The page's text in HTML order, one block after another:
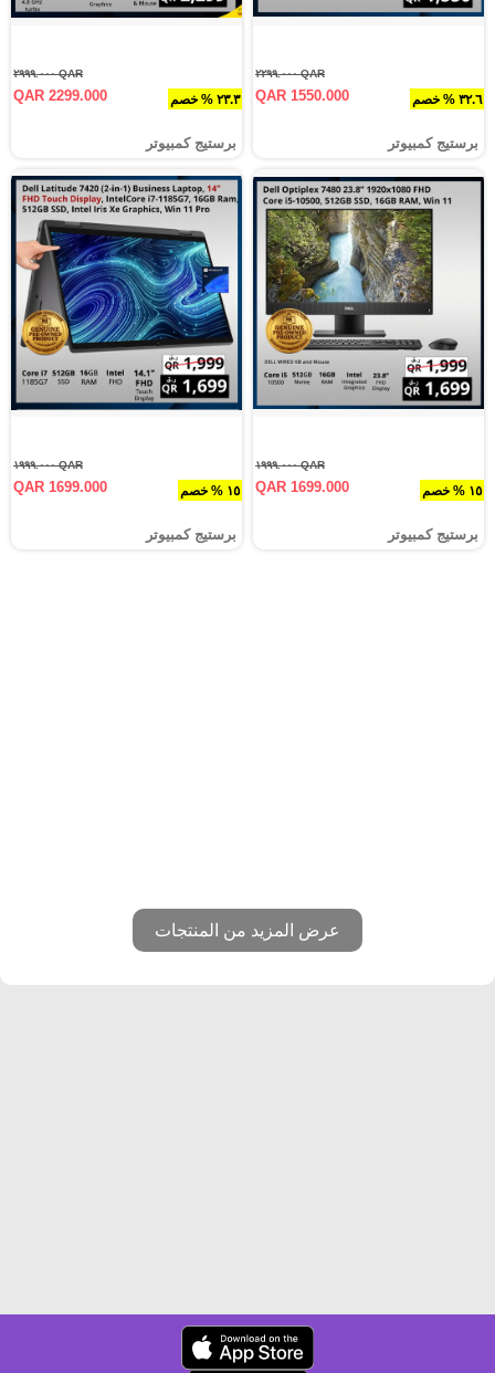
٣٢.٦ % خصم
QAR ٢٢٩٩.٠٠٠
QAR 1550.000
برستيج كمبيوتر
٢٣.٣ % خصم
QAR ٢٩٩٩.٠٠٠
QAR 2299.000
برستيج كمبيوتر
١٥ % خصم
QAR ١٩٩٩.٠٠٠
QAR 1699.000
برستيج كمبيوتر
١٥ % خصم
QAR ١٩٩٩.٠٠٠
QAR 1699.000
برستيج كمبيوتر
عرض المزيد من المنتجات